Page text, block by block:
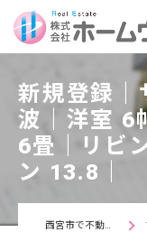
新規登録｜
波｜洋室 6
6畳｜リビ
ン 13.8｜
西宮市で不動産なら株式会社ホームウェイズ